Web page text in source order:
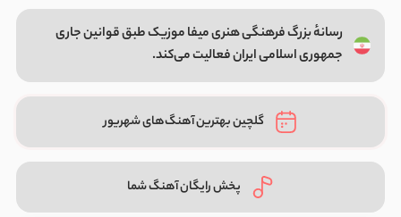
رسانهٔ بزرگ فرهنگی هنری میفا موزیک طبق قوانین جاری
جمهوری اسلامی ایران فعالیت می‌کند.
گلچین بهترین آهنگ‌های شهریور
پخش رایگان آهنگ شما